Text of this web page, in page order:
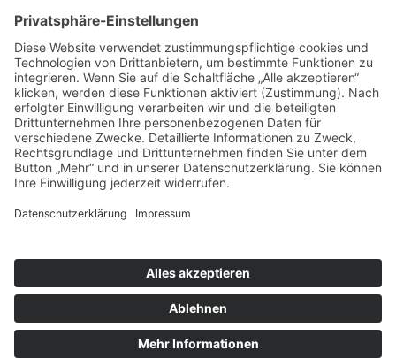
nach oben
Impressum|Datenschutz
Ihnen gefällt, was Sie lesen?
Dann teilen Sie es mit anderen!
X